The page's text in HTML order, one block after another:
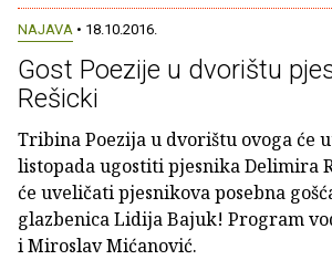
NAJAVA • 18.10.2016.
Gost Poezije u dvorištu
Rešicki
Tribina Poezija u dvorištu ovoga će
listopada ugostiti pjesnika Delimira
će uveličati pjesnikova posebna
glazbenica Lidija Bajuk! Program
i Miroslav Mićanović.